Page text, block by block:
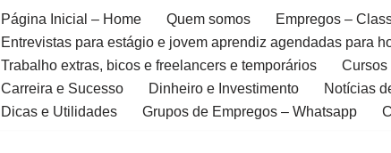
Página Inicial – Home Quem somos Empregos –
Entrevistas para estágio e jovem aprendiz agendadas para
Trabalho extras, bicos e freelancers e temporários
Cursos
Carreira e Sucesso
Dinheiro e Investimento Notícias
Dicas e Utilidades
Grupos de Empregos – Whatsapp